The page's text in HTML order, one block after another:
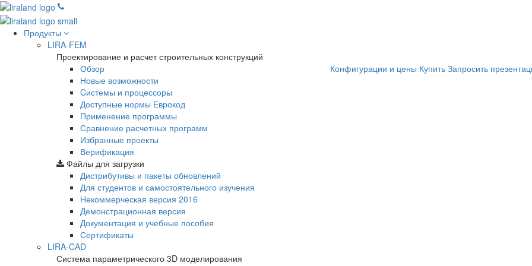
Продукты
LIRA-FEM
Проектирование и расчет строительных конструкций
Обзор
Новые возможности
Cистемы и процессоры
Доступные нормы Еврокод
Применение программы
Сравнение расчетных программ
Избранные проекты
Верификация
Конфигурации и цены Купить Запросить
Файлы для загрузки
Дистрибутивы и пакеты обновлений
Для студентов и самостоятельного изучения
Некоммерческая версия 2016
Демонстрационная версия
Документация и учебные пособия
Сертификаты
LIRA-CAD
Система параметрического 3D моделирования